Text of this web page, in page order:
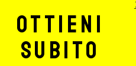
Ottieni
subito